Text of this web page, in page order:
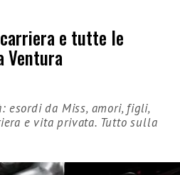
e tutte le
Ventura
esordi da Miss, amori, figli,
e vita privata. Tutto sulla